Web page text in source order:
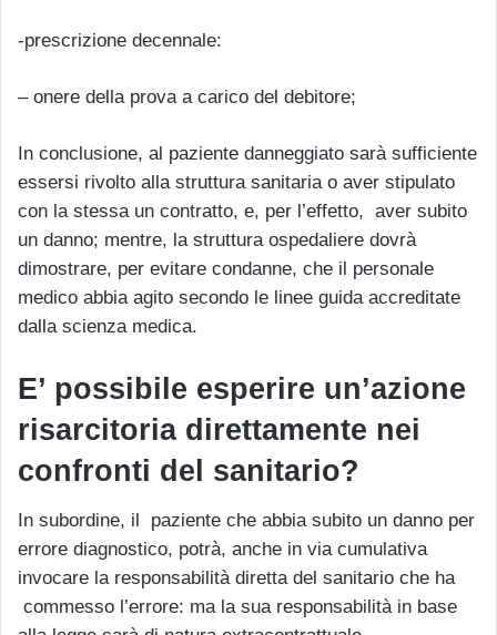
-prescrizione decennale:
– onere della prova a carico del debitore;
In conclusione, al paziente danneggiato sarà sufficiente
essersi rivolto alla struttura sanitaria o aver stipulato
con la stessa un contratto, e, per l’effetto, aver subito
un danno; mentre, la struttura ospedaliere dovrà
dimostrare, per evitare condanne, che il personale
medico abbia agito secondo le linee guida accreditate
dalla scienza medica.
E’ possibile esperire un’azione
risarcitoria direttamente nei
confronti del sanitario?
In subordine, il paziente che abbia subito un danno per
errore diagnostico, potrà, anche in via cumulativa
invocare la responsabilità diretta del sanitario che ha
commesso l’errore: ma la sua responsabilità in base